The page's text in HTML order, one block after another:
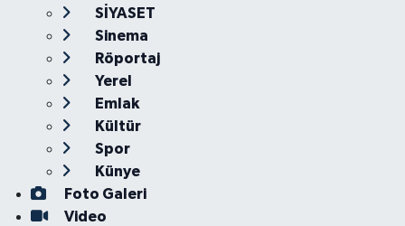
SİYASET
Sinema
Röportaj
Yerel
Emlak
Kültür
Spor
Künye
Foto Galeri
Video